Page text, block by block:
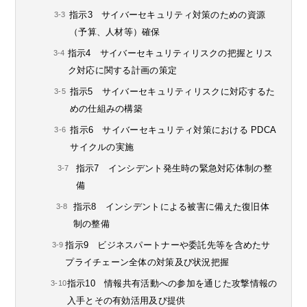
指示3 サイバーセキュリティ対策のための資源
（予算、人材等）確保
指示4 サイバーセキュリティリスクの把握とリス
ク対応に関する計画の策定
指示5 サイバーセキュリティリスクに対応するた
めの仕組みの構築
指示6 サイバーセキュリティ対策における PDCA
サイクルの実施
指示7 インシデント発生時の緊急対応体制の整
備
指示8 インシデントによる被害に備えた復旧体
制の整備
指示9 ビジネスパートナーや委託先等を含めたサ
プライチェーン全体の対策及び状況把握
指示10 情報共有活動への参加を通じた攻撃情報の
入手とその有効活用及び提供